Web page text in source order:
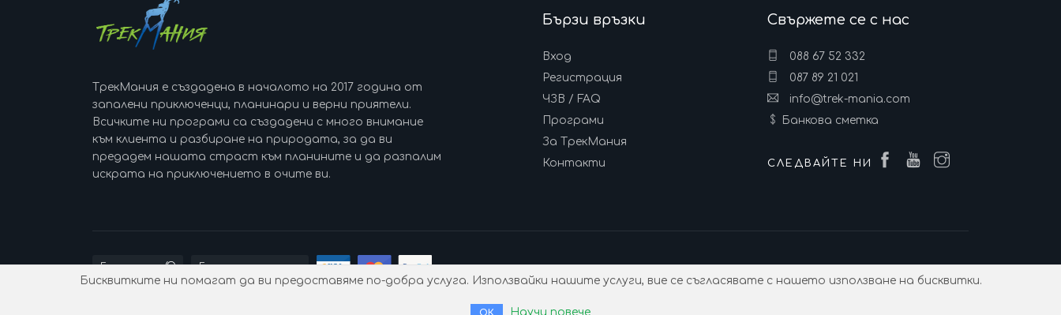
ТрекМания е създадена в началото на 2017 година от
запалени приключенци, планинари и верни приятели.
Всичките ни програми са създадени с много внимание
към клиента и разбиране на природата, за да ви
предадем нашата страст към планините и да разпалим
искрата на приключението в очите ви.
Бързи връзки
Вход
Регистрация
ЧЗВ / FAQ
Програми
За ТрекМания
Контакти
Свържете се с нас
088 67 52 332
087 89 21 021
info@trek-mania.com
Банкова сметка
СЛЕДВАЙТЕ НИ
© 2017-2026 ТрекМания
Бисквитките ни помагат да ви предоставяме по-добра услуга. Използвайки нашите услуги, вие се съгласявате с нашето използване на бисквитки.
Научи повече